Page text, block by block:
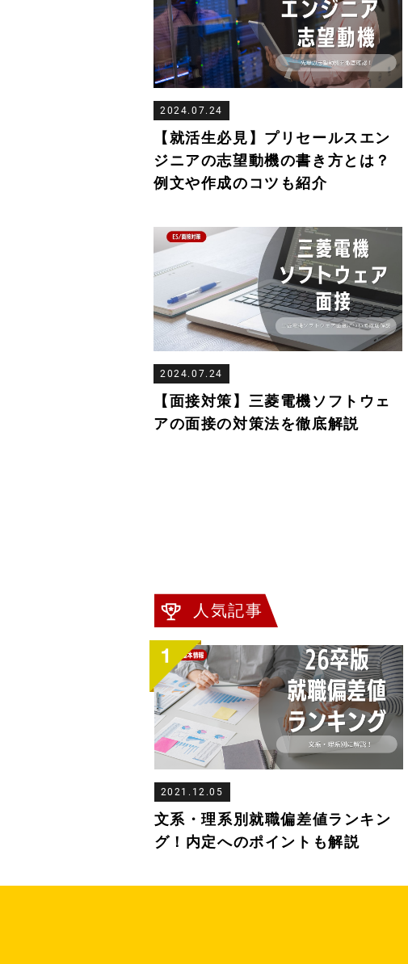
2024.07.24
【就活生必見】プリセールスエン
ジニアの志望動機の書き方とは？
例文や作成のコツも紹介
2024.07.24
【面接対策】三菱電機ソフトウェ
アの面接の対策法を徹底解説
人気記事
2021.12.05
文系・理系別就職偏差値ランキン
グ！内定へのポイントも解説